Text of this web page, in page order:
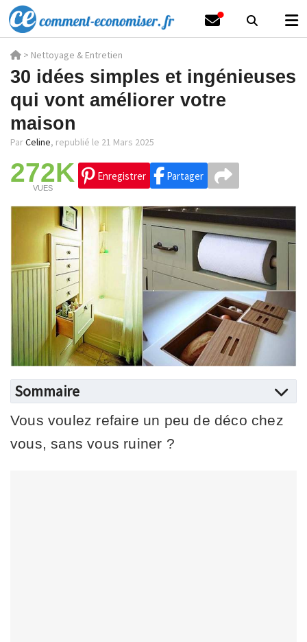
> Nettoyage & Entretien
30 idées simples et ingénieuses
qui vont améliorer votre
maison
ParCeline, republié le 21 Mars 2025
272K
VUES
Enregistrer Partager
Sommaire
Vous voulez refaire un peu de déco chez
vous, sans vous ruiner ?